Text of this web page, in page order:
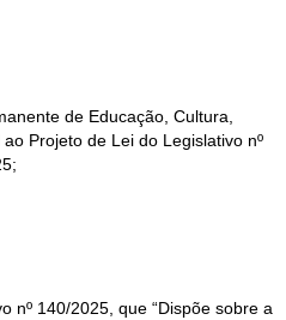
de Educação, Cultura,
Projeto de Lei do Legislativo nº
nº 140/2025, que “Dispõe sobre a